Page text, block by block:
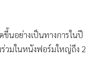
ขึ้นอย่างเป็นทางการในปี
ร่วมในหนังฟอร์มใหญ่ถึง 2